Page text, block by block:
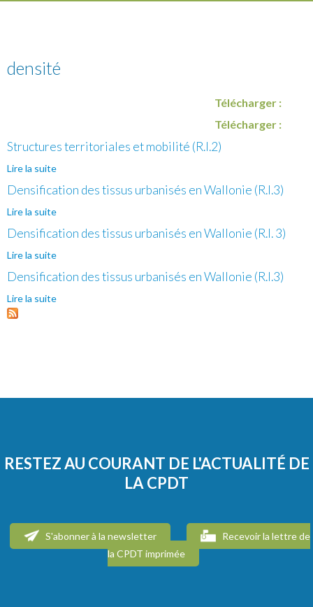
densité
Télécharger :
Télécharger :
Structures territoriales et mobilité (R.I.2)
Lire la suite
Densification des tissus urbanisés en Wallonie (R.I.3)
Lire la suite
Densification des tissus urbanisés en Wallonie (R.I. 3)
Lire la suite
Densification des tissus urbanisés en Wallonie (R.I.3)
Lire la suite
RESTEZ AU COURANT DE L'ACTUALITÉ DE
LA CPDT
S'abonner à la newsletter
Recevoir la lettre de
la CPDT imprimée